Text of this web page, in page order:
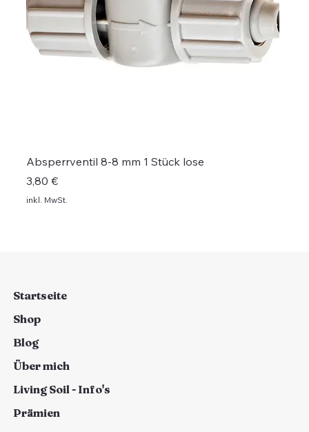
Absperrventil 8-8 mm 1 Stück lose
Preis
3,80 €
inkl. MwSt.
Startseite
Shop
Blog
Über mich
Living Soil - Info's
Prämien